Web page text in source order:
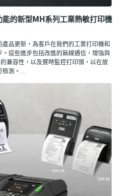
的新型MH系列工業熱敏打印機
產品更新，為客戶在我們的工業打印機和
這些進步包括改進的無線通信，增強與
兼容性，以及實時監控打印頭，以在故
測。…